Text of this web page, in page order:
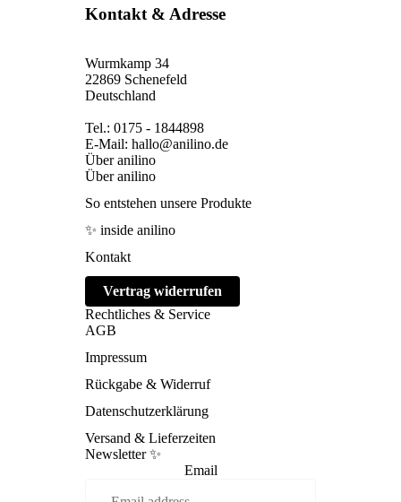
Kontakt & Adresse
Wurmkamp 34
22869 Schenefeld
Deutschland
Tel.: 0175 - 1844898
E-Mail: hallo@anilino.de
Über anilino
Über anilino
So entstehen unsere Produkte
✨ inside anilino
Kontakt
Vertrag widerrufen
Rechtliches & Service
AGB
Impressum
Rückgabe & Widerruf
Datenschutzerklärung
Versand & Lieferzeiten
Newsletter ✨
Email
Privacy policy